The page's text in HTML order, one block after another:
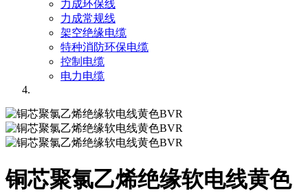
力成环保线
力成常规线
架空绝缘电缆
特种消防环保电缆
控制电缆
电力电缆
铜芯聚氯乙烯绝缘软电线黄色